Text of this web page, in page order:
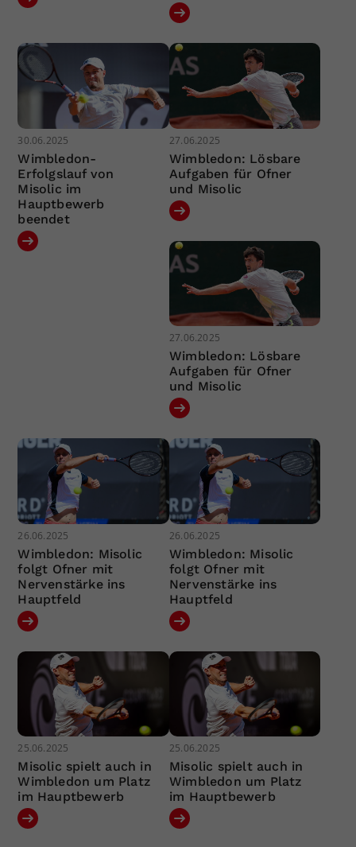
30.06.2025
Wimbledon-
Erfolgslauf von
Misolic im
Hauptbewerb
beendet
27.06.2025
Wimbledon: Lösbare
Aufgaben für Ofner
und Misolic
27.06.2025
Wimbledon: Lösbare
Aufgaben für Ofner
und Misolic
26.06.2025
Wimbledon: Misolic
folgt Ofner mit
Nervenstärke ins
Hauptfeld
26.06.2025
Wimbledon: Misolic
folgt Ofner mit
Nervenstärke ins
Hauptfeld
25.06.2025
Misolic spielt auch in
Wimbledon um Platz
im Hauptbewerb
25.06.2025
Misolic spielt auch in
Wimbledon um Platz
im Hauptbewerb